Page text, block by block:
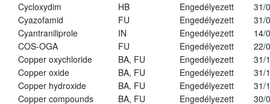
Cycloxydim
HB Engedélyezett
31/
Cyazofamid
FU Engedélyezett
31/
Cyantraniliprole
IN Engedélyezett
14/
COS-OGA
FU Engedélyezett
22/
Copper oxychloride
BA, FU Engedélyezett
31/
Copper oxide
BA, FU Engedélyezett
31/
Copper hydroxide
BA, FU Engedélyezett
31/
Copper compounds
BA, FU Engedélyezett
30/